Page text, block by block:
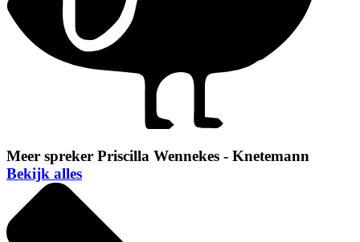
Meer spreker Priscilla Wennekes - Knetemann
Bekijk alles